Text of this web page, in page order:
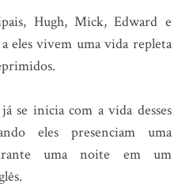
Hugh, Mick, Edward e
a eles vivem uma vida repleta
se inicia com a vida desses
eles presenciam uma
uma noite em um